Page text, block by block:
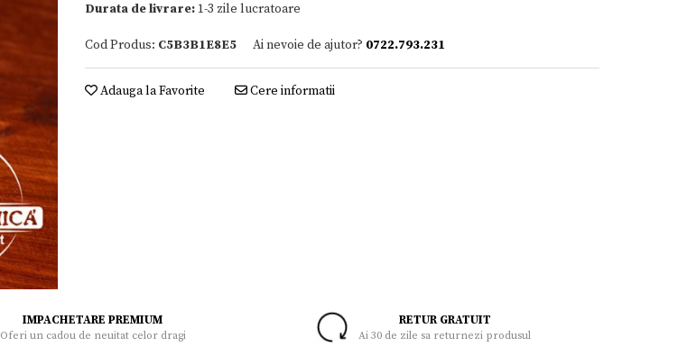
Durata de livrare:1-3 zile lucratoare
Cod Produs: C5B3B1E8E5 Ai nevoie de ajutor? 0722.793.231
Adauga la Favorite Cere informatii
IMPACHETARE PREMIUM
Oferi un cadou de neuitat celor dragi
RETUR GRATUIT
Ai 30 de zile sa returnezi produsul